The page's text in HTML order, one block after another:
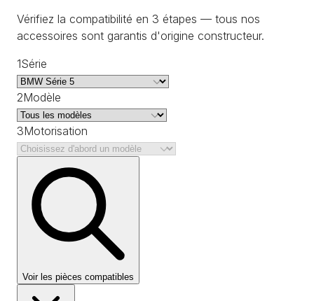
Vérifiez la compatibilité en 3 étapes — tous nos
accessoires sont garantis d'origine constructeur.
1Série
2Modèle
3Motorisation
Voir les pièces compatibles